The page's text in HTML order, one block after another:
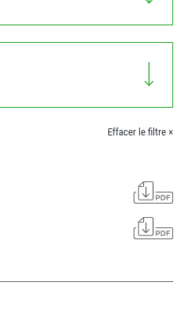
Effacer le filtre ×